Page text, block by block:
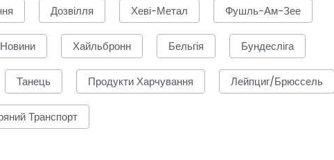
Дозвілля Хеві-Метал Фушль-Ам-Зее
Хайльбронн Бельгія Бундесліга
Танець Продукти Харчування Лейпциг/Брюссель
Транспорт